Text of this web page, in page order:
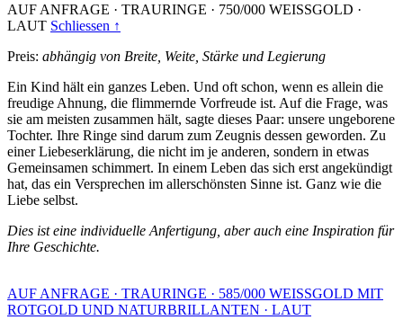
AUF ANFRAGE · TRAURINGE · 750/000 WEISSGOLD ·
LAUT Schliessen ↑
Preis: abhängig von Breite, Weite, Stärke und Legierung
Ein Kind hält ein ganzes Leben. Und oft schon, wenn es allein die
freudige Ahnung, die flimmernde Vorfreude ist. Auf die Frage, was
sie am meisten zusammen hält, sagte dieses Paar: unsere ungeborene
Tochter. Ihre Ringe sind darum zum Zeugnis dessen geworden. Zu
einer Liebeserklärung, die nicht im je anderen, sondern in etwas
Gemeinsamen schimmert. In einem Leben das sich erst angekündigt
hat, das ein Versprechen im allerschönsten Sinne ist. Ganz wie die
Liebe selbst.
Dies ist eine individuelle Anfertigung, aber auch eine Inspiration für
Ihre Geschichte.
AUF ANFRAGE · TRAURINGE · 585/000 WEISSGOLD MIT
ROTGOLD UND NATURBRILLANTEN · LAUT